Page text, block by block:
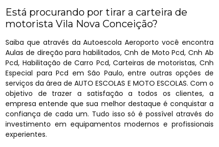
Está procurando por tirar a carteira de
motorista Vila Nova Conceição?
Saiba que através da Autoescola Aeroporto você encontra
Aulas de direção para habilitados, Cnh de Moto Pcd, Cnh Ab
Pcd, Habilitação de Carro Pcd, Carteiras de motoristas, Cnh
Especial para Pcd em São Paulo, entre outras opções de
serviços da área de AUTO ESCOLAS E MOTO ESCOLAS. Com o
objetivo de trazer a satisfação a todos os clientes, a
empresa entende que sua melhor destaque é conquistar a
confiança de cada um. Tudo isso só é possível através do
investimento em equipamentos modernos e profissionais
experientes.